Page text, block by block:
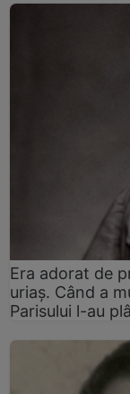
Era adorat de
uriaș. Când a
Parisului l-au